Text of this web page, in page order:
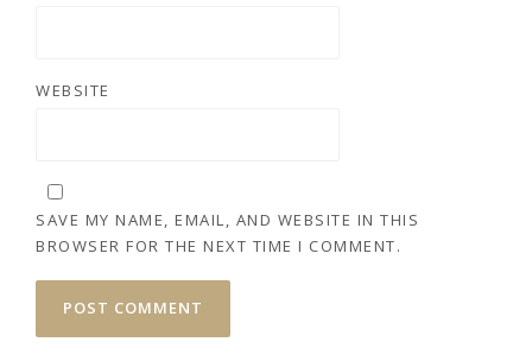
WEBSITE
SAVE MY NAME, EMAIL, AND WEBSITE IN THIS
BROWSER FOR THE NEXT TIME I COMMENT.